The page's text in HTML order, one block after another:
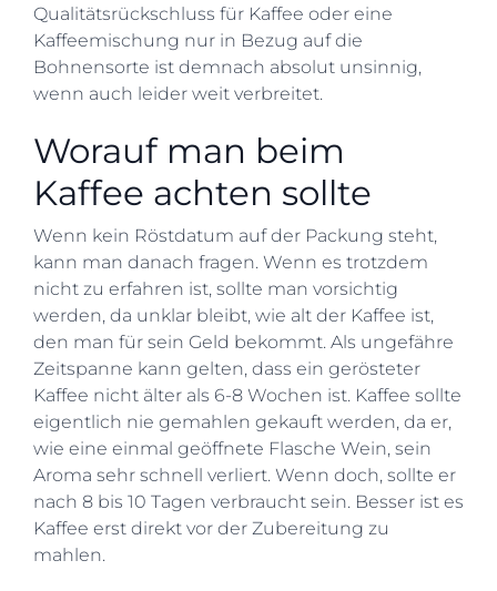
Qualitätsrückschluss für Kaffee oder eine
Kaffeemischung nur in Bezug auf die
Bohnensorte ist demnach absolut unsinnig,
wenn auch leider weit verbreitet.
Worauf man beim
Kaffee achten sollte
Wenn kein Röstdatum auf der Packung steht,
kann man danach fragen. Wenn es trotzdem
nicht zu erfahren ist, sollte man vorsichtig
werden, da unklar bleibt, wie alt der Kaffee ist,
den man für sein Geld bekommt. Als ungefähre
Zeitspanne kann gelten, dass ein gerösteter
Kaffee nicht älter als 6-8 Wochen ist. Kaffee sollte
eigentlich nie gemahlen gekauft werden, da er,
wie eine einmal geöffnete Flasche Wein, sein
Aroma sehr schnell verliert. Wenn doch, sollte er
nach 8 bis 10 Tagen verbraucht sein. Besser ist es
Kaffee erst direkt vor der Zubereitung zu
mahlen.